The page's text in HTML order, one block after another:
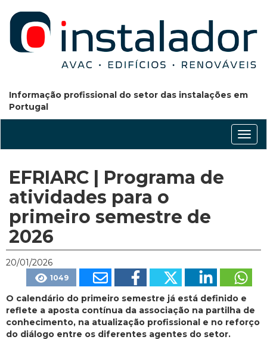
Informação profissional do setor das instalações em
Portugal
EFRIARC | Programa de
atividades para o
primeiro semestre de
2026
20/01/2026
1049
O calendário do primeiro semestre já está definido e
reflete a aposta contínua da associação na partilha de
conhecimento, na atualização profissional e no reforço
do diálogo entre os diferentes agentes do setor.